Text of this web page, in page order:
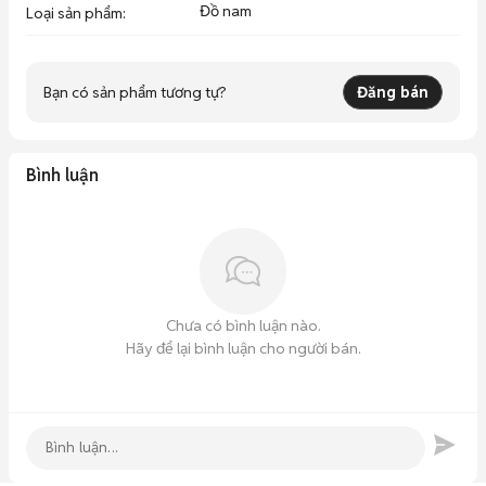
Loại sản phẩm: Đồ nam
Bạn có sản phẩm tương tự? Đăng bán
Bình luận
Chưa có bình luận nào.
Hãy để lại bình luận cho người bán.